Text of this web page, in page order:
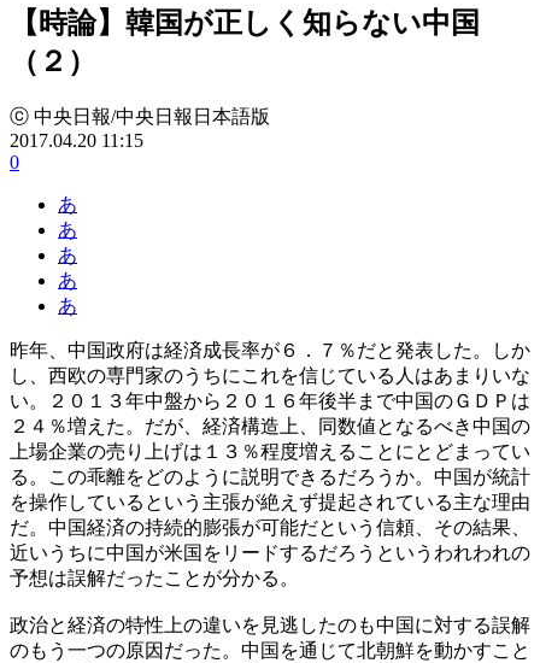
【時論】韓国が正しく知らない中国
（２）
ⓒ 中央日報/中央日報日本語版
2017.04.20 11:15
0
あ
あ
あ
あ
あ
昨年、中国政府は経済成長率が６．７％だと発表した。しか
し、西欧の専門家のうちにこれを信じている人はあまりいな
い。２０１３年中盤から２０１６年後半まで中国のＧＤＰは
２４％増えた。だが、経済構造上、同数値となるべき中国の
上場企業の売り上げは１３％程度増えることにとどまってい
る。この乖離をどのように説明できるだろうか。中国が統計
を操作しているという主張が絶えず提起されている主な理由
だ。中国経済の持続的膨張が可能だという信頼、その結果、
近いうちに中国が米国をリードするだろうというわれわれの
予想は誤解だったことが分かる。
政治と経済の特性上の違いを見逃したのも中国に対する誤解
のもう一つの原因だった。中国を通じて北朝鮮を動かすこと